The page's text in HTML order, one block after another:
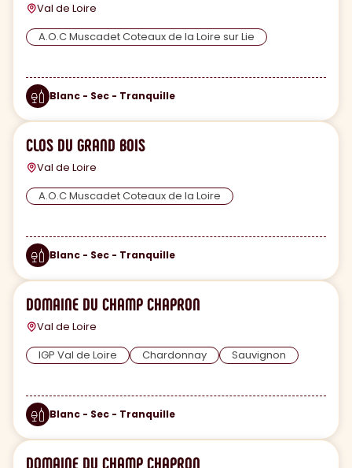
Val de Loire
A.O.C Muscadet Coteaux de la Loire sur Lie
Blanc - Sec - Tranquille
CLOS DU GRAND BOIS
Val de Loire
A.O.C Muscadet Coteaux de la Loire
Blanc - Sec - Tranquille
DOMAINE DU CHAMP CHAPRON
Val de Loire
IGP Val de Loire
Chardonnay Sauvignon
Blanc - Sec - Tranquille
DOMAINE DU CHAMP CHAPRON